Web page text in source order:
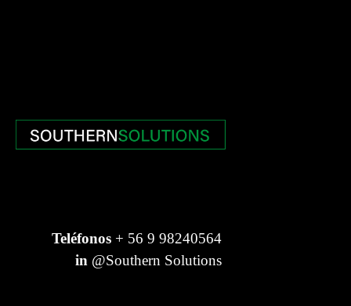
Teléfonos + 56 9 98240564
in @Southern Solutions